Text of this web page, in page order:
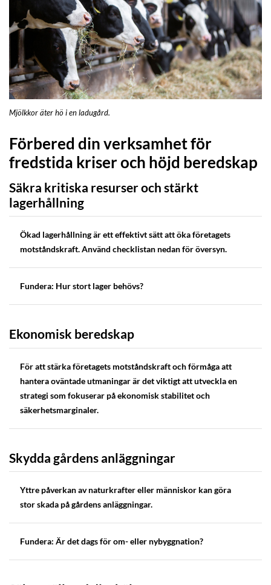
Mjölkkor äter hö i en ladugård.
Förbered din verksamhet för
fredstida kriser och höjd beredskap
Säkra kritiska resurser och stärkt
lagerhållning
Ökad lagerhållning är ett effektivt sätt att öka företagets
motståndskraft. Använd checklistan nedan för översyn.
Fundera: Hur stort lager behövs?
Ekonomisk beredskap
För att stärka företagets motståndskraft och förmåga att
hantera oväntade utmaningar är det viktigt att utveckla en
strategi som fokuserar på ekonomisk stabilitet och
säkerhetsmarginaler.
Skydda gårdens anläggningar
Yttre påverkan av naturkrafter eller människor kan göra
stor skada på gårdens anläggningar.
Fundera: Är det dags för om- eller nybyggnation?